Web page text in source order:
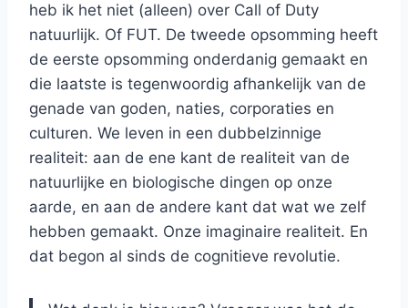
heb ik het niet (alleen) over Call of Duty
natuurlijk. Of FUT. De tweede opsomming heeft
de eerste opsomming onderdanig gemaakt en
die laatste is tegenwoordig afhankelijk van de
genade van goden, naties, corporaties en
culturen. We leven in een dubbelzinnige
realiteit: aan de ene kant de realiteit van de
natuurlijke en biologische dingen op onze
aarde, en aan de andere kant dat wat we zelf
hebben gemaakt. Onze imaginaire realiteit. En
dat begon al sinds de cognitieve revolutie.